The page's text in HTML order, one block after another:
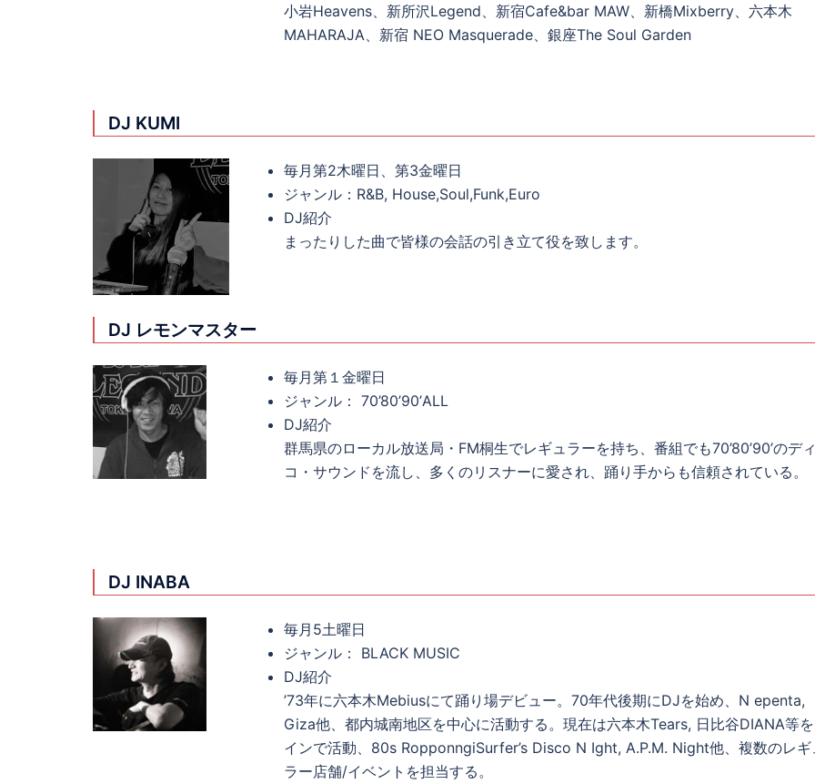
小岩Heavens、新所沢Legend、新宿Cafe&bar MAW、新橋Mixberry、六本木
MAHARAJA、新宿 NEO Masquerade、銀座The Soul Garden
DJ KUMI
毎月第2木曜日、第3金曜日
ジャンル：R&B, House,Soul,Funk,Euro
DJ紹介
まったりした曲で皆様の会話の引き立て役を致します。
DJ レモンマスター
毎月第１金曜日
ジャンル： 70’80’90’ALL
DJ紹介
群馬県のローカル放送局・FM桐生でレギュラーを持ち、番組でも70’80’90’のデ
コ・サウンドを流し、多くのリスナーに愛され、踊り手からも信頼されている。
DJ INABA
毎月5土曜日
ジャンル： BLACK MUSIC
DJ紹介
’73年に六本木Mebiusにて踊り場デビュー。70年代後期にDJを始め、N epenta,
Giza他、都内城南地区を中心に活動する。現在は六本木Tears, 日比谷DIANA等
インで活動、80s RopponngiSurfer’s Disco N Ight, A.P.M. Night他、複数のレギ
ラー店舗/イベントを担当する。